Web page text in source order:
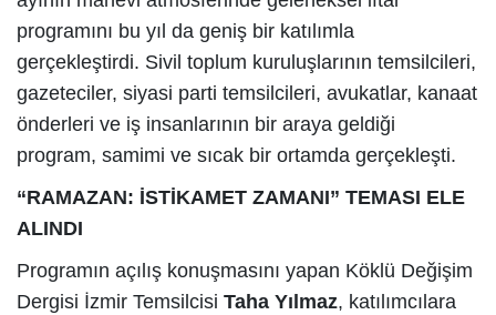
programını bu yıl da geniş bir katılımla
gerçekleştirdi. Sivil toplum kuruluşlarının temsilcileri,
gazeteciler, siyasi parti temsilcileri, avukatlar, kanaat
önderleri ve iş insanlarının bir araya geldiği
program, samimi ve sıcak bir ortamda gerçekleşti.
“RAMAZAN: İSTİKAMET ZAMANI” TEMASI ELE
ALINDI
Programın açılış konuşmasını yapan Köklü Değişim
Dergisi İzmir Temsilcisi Taha Yılmaz, katılımcılara